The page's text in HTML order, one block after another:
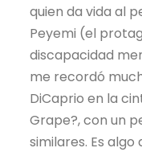
quien da vida al
Peyemi (el
discapacidad
me recordó
DiCaprio en la
Grape?, con un
similares. Es